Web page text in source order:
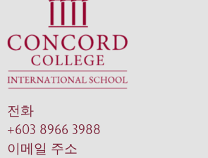
전화
+603 8966 3988
이메일 주소